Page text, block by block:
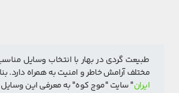
مختلف آرامش خاطر و امنیت به همراه دارد.
ایران" سایت "موج کوه" به معرفی این وسایل